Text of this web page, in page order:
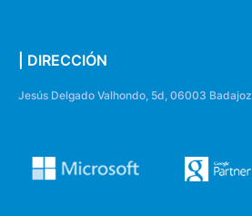
| DIRECCIÓN
Jesús Delgado Valhondo, 5d, 06003 Badajoz